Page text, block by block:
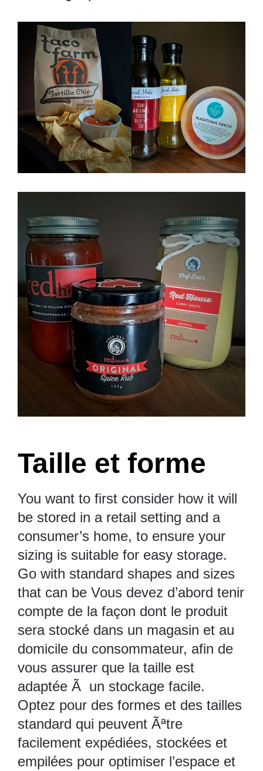
Taille et forme
You want to first consider how it will
be stored in a retail setting and a
consumer’s home, to ensure your
sizing is suitable for easy storage.
Go with standard shapes and sizes
that can be Vous devez d’abord tenir
compte de la façon dont le produit
sera stocké dans un magasin et au
domicile du consommateur, afin de
vous assurer que la taille est
adaptée Ã un stockage facile.
Optez pour des formes et des tailles
standard qui peuvent Ãªtre
facilement expédiées, stockées et
empilées pour optimiser l’espace et